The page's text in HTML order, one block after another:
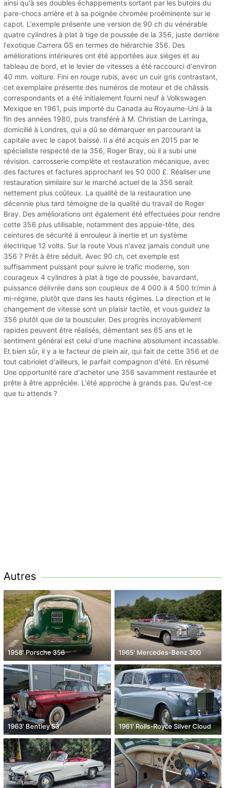
ainsi qu'à ses doubles échappements sortant par les butoirs du
pare-chocs arrière et à sa poignée chromée proéminente sur le
capot. L'exemple présente une version de 90 ch du vénérable
quatre cylindres à plat à tige de poussée de la 356, juste derrière
l'exotique Carrera GS en termes de hiérarchie 356. Des
améliorations intérieures ont été apportées aux sièges et au
tableau de bord, et le levier de vitesses a été raccourci d'environ
40 mm. voiture. Fini en rouge rubis, avec un cuir gris contrastant,
cet exemplaire présente des numéros de moteur et de châssis
correspondants et a été initialement fourni neuf à Volkswagen
Mexique en 1961, puis importé du Canada au Royaume-Uni à la
fin des années 1980, puis transféré à M. Christian de Larringa,
domicilié à Londres, qui a dû se démarquer en parcourant la
capitale avec le capot baissé. Il a été acquis en 2015 par le
spécialiste respecté de la 356, Roger Bray, où il a subi une
révision. carrosserie complète et restauration mécanique, avec
des factures et factures approchant les 50 000 £. Réaliser une
restauration similaire sur le marché actuel de la 356 serait
nettement plus coûteux. La qualité de la restauration une
décennie plus tard témoigne de la qualité du travail de Roger
Bray. Des améliorations ont également été effectuées pour rendre
cette 356 plus utilisable, notamment des appuie-tête, des
ceintures de sécurité à enrouleur à inertie et un système
électrique 12 volts. Sur la route Vous n'avez jamais conduit une
356 ? Prêt à être séduit. Avec 90 ch, cet exemple est
suffisamment puissant pour suivre le trafic moderne, son
courageux 4 cylindres à plat à tige de poussée, bavardant,
puissance délivrée dans son coupleux de 4 000 à 4 500 tr/min à
mi-régime, plutôt que dans les hauts régimes. La direction et le
changement de vitesse sont un plaisir tactile, et vous guidez la
356 plutôt que de la bousculer. Des progrès incroyablement
rapides peuvent être réalisés, démentant ses 65 ans et le
sentiment général est celui d'une machine absolument incassable.
Et bien sûr, il y a le facteur de plein air, qui fait de cette 356 et de
tout cabriolet d'ailleurs, le parfait compagnon d'été. En résumé
Une opportunité rare d'acheter une 356 savamment restaurée et
prête à être appréciée. L'été approche à grands pas. Qu'est-ce
que tu attends ?
Autres
1958' Porsche 356 1965' Mercedes-Benz 300
1963' Bentley S3 1961' Rolls-Royce Silver Cloud